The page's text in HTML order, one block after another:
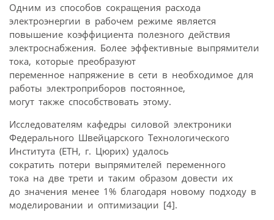
Одним из способов сокращения расхода
электроэнергии в рабочем режиме является
повышение коэффициента полезного действия
электроснабжения. Более эффективные выпрямители
тока, которые преобразуют
переменное напряжение в сети в необходимое для
работы электроприборов постоянное,
могут также способствовать этому.
Исследователям кафедры силовой электроники
Федерального Швейцарского Технологического
Института (ETH, г. Цюрих) удалось
сократить потери выпрямителей переменного
тока на две трети и таким образом довести их
до значения менее 1% благодаря новому подходу в
моделировании и оптимизации [4].